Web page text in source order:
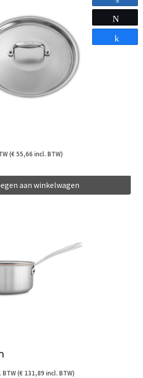
(€55,66 incl. BTW)
aan winkelwagen
BTW (€ 131,89 incl. BTW)